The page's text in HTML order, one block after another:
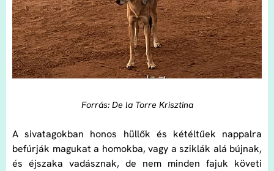
Forrás: De la Torre Krisztina
A sivatagokban honos hüllők és kétéltűek nappalra
befúrják magukat a homokba, vagy a sziklák alá bújnak,
és éjszaka vadásznak, de nem minden fajuk követi